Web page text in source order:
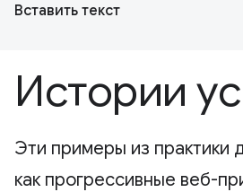
Вставить текст
Истории
Эти примеры из практики
как прогрессивные веб-